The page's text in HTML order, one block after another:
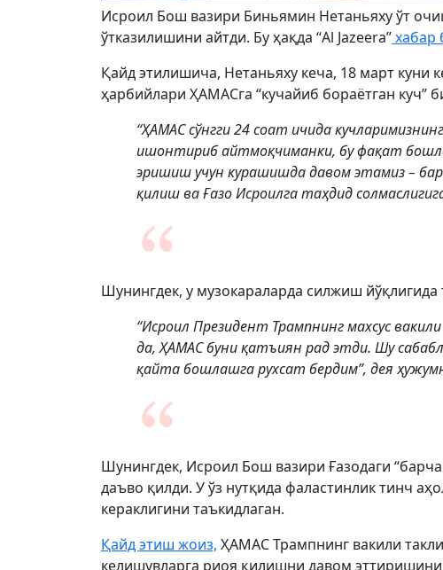
Исроил Бош вазири Биньямин Нетаньяху ўт
ўтказилишини айтди. Бу ҳақда “Al Jazeera”хабар
Қайд этилишича, Нетаньяху кеча, 18 март
ҳарбийлари ҲАМАСга “кучайиб бораётган куч”
“ҲАМАС сўнгги 24 соат ичида
ишонтириб айтмоқчиманки, бу фақат
эришиш учун курашишда давом этамиз –
қилиш ва Ғазо Исроилга таҳдид
Шунингдек, у музокараларда силжиш
“Исроил Президент Трампнинг махсус
да, ҲАМАС буни қатъиян рад этди. Шу
қайта бошлашга рухсат бердим”, дея
Шунингдек, Исроил Бош вазири Ғазодаги
даъво қилди. У ўз нутқида фаластинлик тинч
кераклигини таъкидлаган.
Қайд этиш жоиз, ҲАМАС Трампнинг вакили
келишувларга риоя қилишни давом